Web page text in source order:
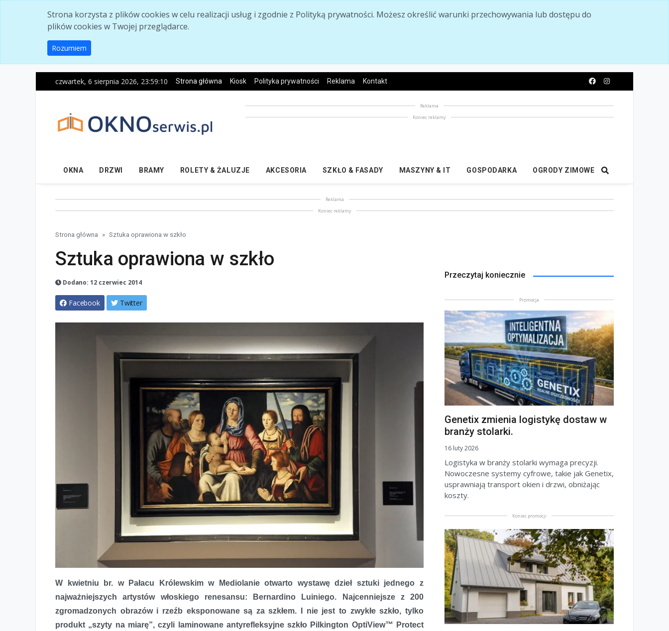
Strona korzysta z plików cookies w celu realizacji usług i zgodnie z Polityką prywatności. Możesz określić warunki przechowywania lub dostępu do
plików cookies w Twojej przeglądarce.
Rozumiem
czwartek, 6 sierpnia 2026, 23:59:11 Strona główna Kiosk Polityka prywatności Reklama Kontakt
Reklama
Koniec reklamy
OKNA DRZWI BRAMY ROLETY & ŻALUZJE AKCESORIA SZKŁO & FASADY MASZYNY & IT GOSPODARKA OGRODY ZIMOWE
Reklama
Koniec reklamy
Strona główna Sztuka oprawiona w szkło
Sztuka oprawiona w szkło
Dodano: 12 czerwiec 2014
Facebook Twitter
W kwietniu br. w Pałacu Królewskim w Mediolanie otwarto wystawę dzieł sztuki jednego z
najważniejszych artystów włoskiego renesansu: Bernardino Luiniego. Najcenniejsze z 200
zgromadzonych obrazów i rzeźb eksponowane są za szkłem. I nie jest to zwykłe szkło, tylko
produkt „szyty na miarę”, czyli laminowane antyrefleksyjne szkło Pilkington OptiView™ Protect
Przeczytaj koniecznie
Promocja
Genetix zmienia logistykę dostaw w
branży stolarki.
16 luty 2026
Logistyka w branży stolarki wymaga precyzji.
Nowoczesne systemy cyfrowe, takie jak Genetix,
usprawniają transport okien i drzwi, obniżając
koszty.
Koniec promocji